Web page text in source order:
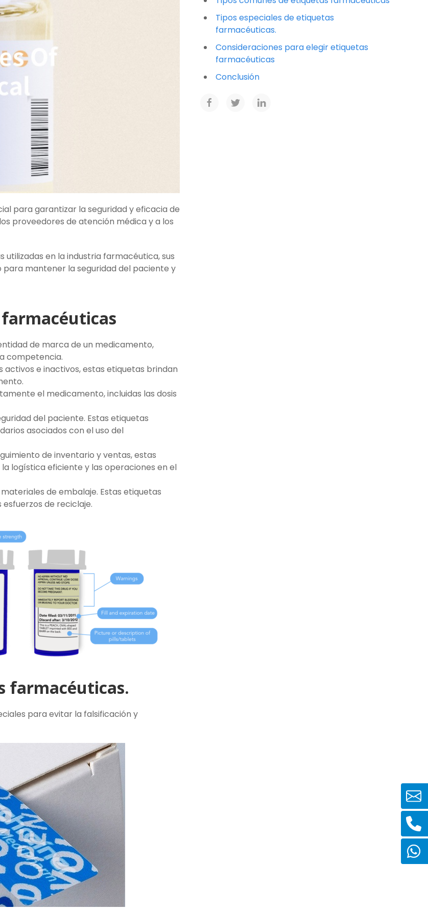
para garantizar la seguridad y eficacia de
proveedores de atención médica y a los
en la industria farmacéutica, sus
mantener la seguridad del paciente y
de marca de un medicamento,
competencia.
e inactivos, estas etiquetas brindan
el medicamento, incluidas las dosis
del paciente. Estas etiquetas
asociados con el uso del
de inventario y ventas, estas
logística eficiente y las operaciones en el
de embalaje. Estas etiquetas
de reciclaje.
farmacéuticas.
para evitar la falsificación y
Tipos especiales de etiquetas
farmacéuticas.
Consideraciones para elegir etiquetas
farmacéuticas
Conclusión